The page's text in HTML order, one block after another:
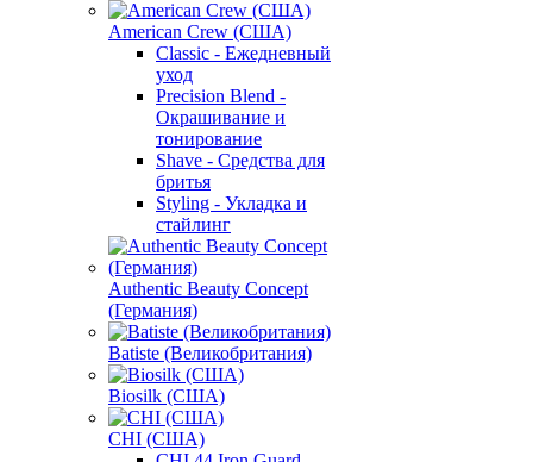
American Crew (США)
Classic - Ежедневный
уход
Precision Blend -
Окрашивание и
тонирование
Shave - Средства для
бритья
Styling - Укладка и
стайлинг
Authentic Beauty Concept
(Германия)
Batiste (Великобритания)
Biosilk (США)
CHI (США)